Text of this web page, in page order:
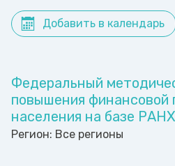
Добавить в календарь
Федеральный
повышения финансовой
населения на базе
Регион: Все регионы